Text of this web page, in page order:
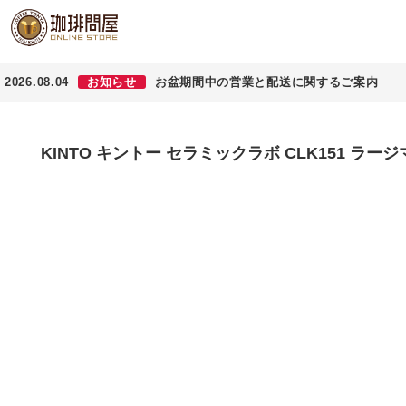
2026.08.04 お知らせ お盆期間中の営業と配送に関するご案内
KINTO キントー セラミックラボ CLK151 ラー